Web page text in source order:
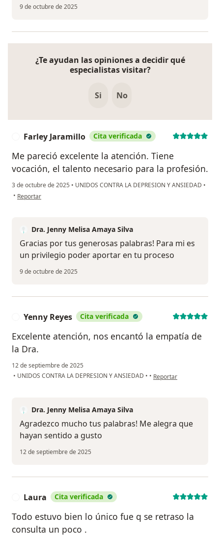
9 de octubre de 2025
¿Te ayudan las opiniones a decidir qué
especialistas visitar?
Si No
Farley Jaramillo Cita verificada
Me pareció excelente la atención. Tiene
vocación, el talento necesario para la profesión.
3 de octubre de 2025 • UNIDOS CONTRA LA DEPRESION Y ANSIEDAD •
• en opinión del usuario Farley Jaramillo
Reportar
Dra. Jenny Melisa Amaya Silva
Gracias por tus generosas palabras! Para mi es
un privilegio poder aportar en tu proceso
9 de octubre de 2025
Yenny Reyes Cita verificada
Excelente atención, nos encantó la empatía de
la Dra.
12 de septiembre de 2025
• UNIDOS CONTRA LA DEPRESION Y ANSIEDAD • • en opinión del usuario
Reportar
Dra. Jenny Melisa Amaya Silva
Agradezco mucho tus palabras! Me alegra que
hayan sentido a gusto
12 de septiembre de 2025
Laura Cita verificada
Todo estuvo bien lo único fue q se retraso la
consulta un poco .